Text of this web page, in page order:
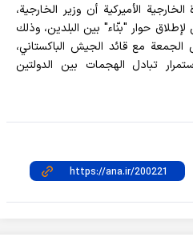
الأميركية أن وزير الخارجية،
حوار "بنّاء" بين البلدين، وذلك
مع قائد الجيش الباكستاني،
تبادل الهجمات بين الدولتين